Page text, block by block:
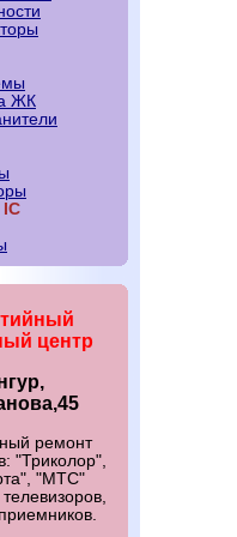
ЖК
IC
центр
ремонт
"Триколор",
"МТС"